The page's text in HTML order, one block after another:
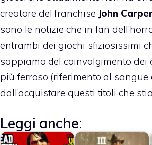
creatore del franchise John
sono le notizie che in fan
entrambi dei giochi sfiziosissimi
sappiamo del coinvolgimento
più ferroso (riferimento al
dall’acquistare questi titoli che
Leggi anche: